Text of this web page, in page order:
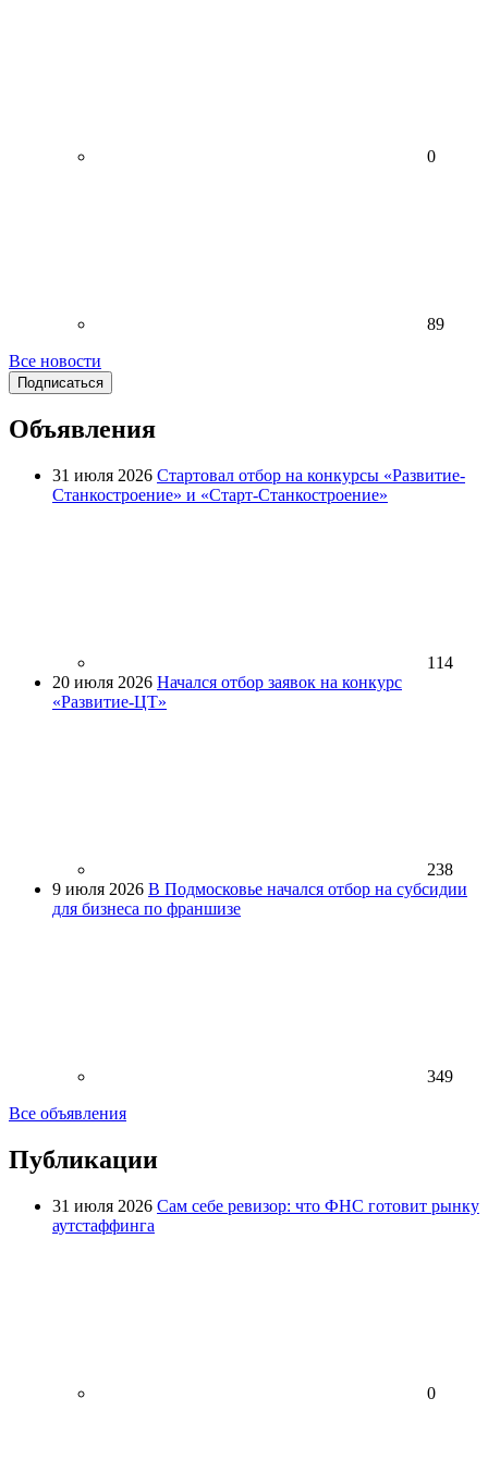
0
89
Все новости
Подписаться
Объявления
31 июля 2026 Стартовал отбор на конкурсы «Развитие-
Станкостроение» и «Старт-Станкостроение»
114
20 июля 2026 Начался отбор заявок на конкурс
«Развитие-ЦТ»
238
9 июля 2026 В Подмосковье начался отбор на субсидии
для бизнеса по франшизе
349
Все объявления
Публикации
31 июля 2026 Сам себе ревизор: что ФНС готовит рынку
аутстаффинга
0